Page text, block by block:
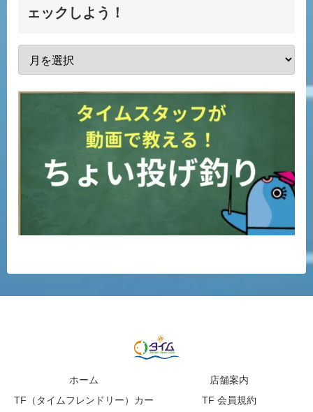
ェックしよう！
ホーム
店舗案内
TF（タイムフレンドリー）カー
TF 会員規約